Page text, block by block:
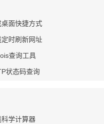
桌面快捷方式
定时刷新网址
查询工具
状态码查询
科学计算器